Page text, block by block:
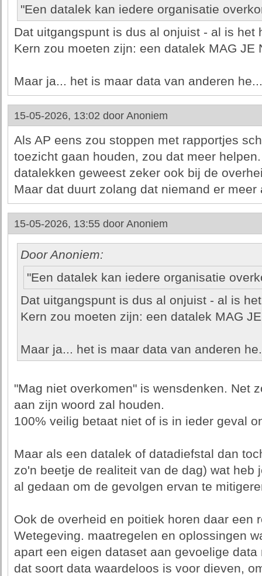
"Een datalek kan iedere organisatie
Dat uitgangspunt is dus al onjuist - al is het
Kern zou moeten zijn: een datalek MAG JE
Maar ja... het is maar data van anderen
15-05-2026, 13:02 door Anoniem
Als AP eens zou stoppen met rapportjes
toezicht gaan houden, zou dat meer
datalekken geweest zeker ook bij de
Maar dat duurt zolang dat niemand er
15-05-2026, 13:55 door Anoniem
Door Anoniem:
"Een datalek kan iedere organisatie
Dat uitgangspunt is dus al onjuist - al is
Kern zou moeten zijn: een datalek MAG
Maar ja... het is maar data van anderen
"Mag niet overkomen" is wensdenken. Net
aan zijn woord zal houden.
100% veilig betaat niet of is in ieder geval
Maar als een datalek of datadiefstal dan
zo'n beetje de realiteit van de dag) wat heb
al gedaan om de gevolgen ervan te
Ook de overheid en poitiek horen daar een
Wetegeving. maatregelen en oplossingen
apart een eigen dataset aan gevoelige
dat soort data waardeloos is voor dieven,